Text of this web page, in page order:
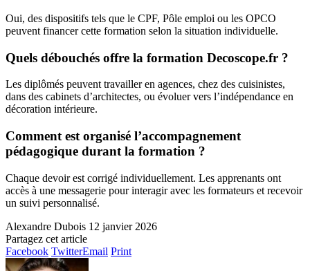
Oui, des dispositifs tels que le CPF, Pôle emploi ou les OPCO
peuvent financer cette formation selon la situation individuelle.
Quels débouchés offre la formation Decoscope.fr ?
Les diplômés peuvent travailler en agences, chez des cuisinistes,
dans des cabinets d’architectes, ou évoluer vers l’indépendance en
décoration intérieure.
Comment est organisé l’accompagnement
pédagogique durant la formation ?
Chaque devoir est corrigé individuellement. Les apprenants ont
accès à une messagerie pour interagir avec les formateurs et recevoir
un suivi personnalisé.
Alexandre Dubois 12 janvier 2026
Partagez cet article
Facebook TwitterEmail Print